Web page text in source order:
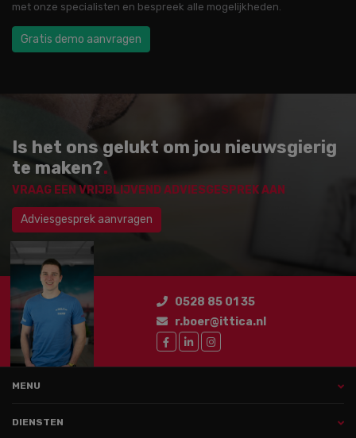
met onze specialisten en bespreek alle mogelijkheden.
Gratis demo aanvragen
Is het ons gelukt om jou nieuwsgierig
te maken?.
VRAAG EEN VRIJBLIJVEND ADVIESGESPREK AAN
Adviesgesprek aanvragen
0528 85 01 35
r.boer@ittica.nl
MENU
DIENSTEN